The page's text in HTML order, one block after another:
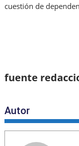
cuestión de
fuente
Autor